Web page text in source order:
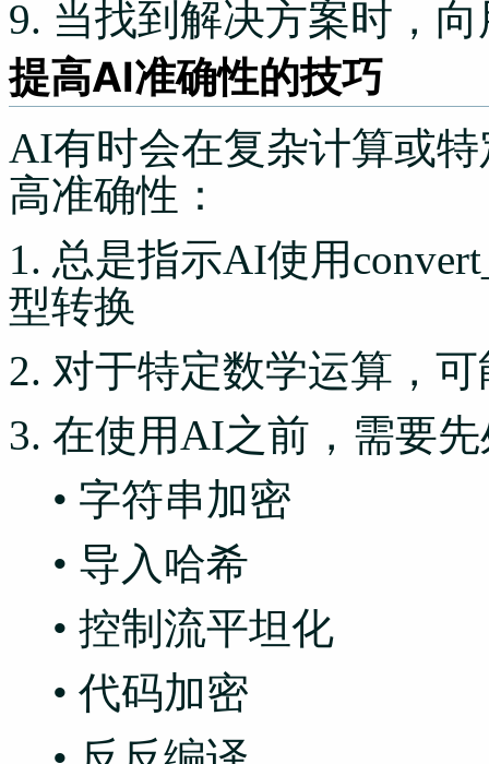
9. 当找到解决方案时，
提高AI准确性的技巧
AI有时会在复杂计算或
高准确性：
1. 总是指示AI使用
型转换
2. 对于特定数学运算，
3. 在使用AI之前，需要
• 字符串加密
• 导入哈希
• 控制流平坦化
• 代码加密